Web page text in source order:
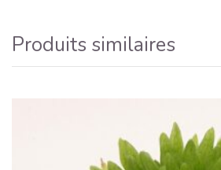
Produits similaires